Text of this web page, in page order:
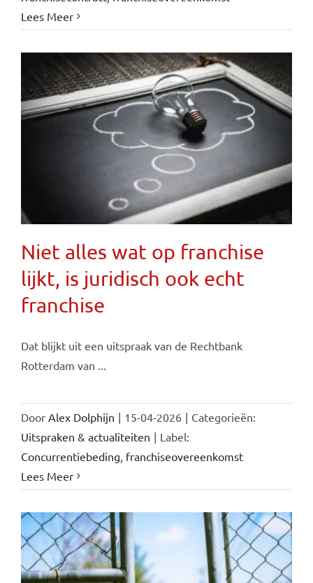
Lees Meer
Niet alles wat op franchise
lijkt, is juridisch ook echt
franchise
Dat blijkt uit een uitspraak van de Rechtbank
Rotterdam van ...
Door Alex Dolphijn | 15-04-2026 | Categorieën:
Uitspraken & actualiteiten | Label:
Concurrentiebeding franchiseovereenkomst
Lees Meer